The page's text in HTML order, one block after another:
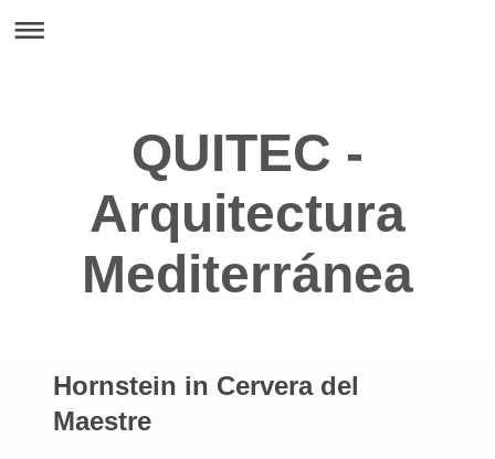
QUITEC -
Arquitectura
Mediterránea
Hornstein in Cervera del
Maestre